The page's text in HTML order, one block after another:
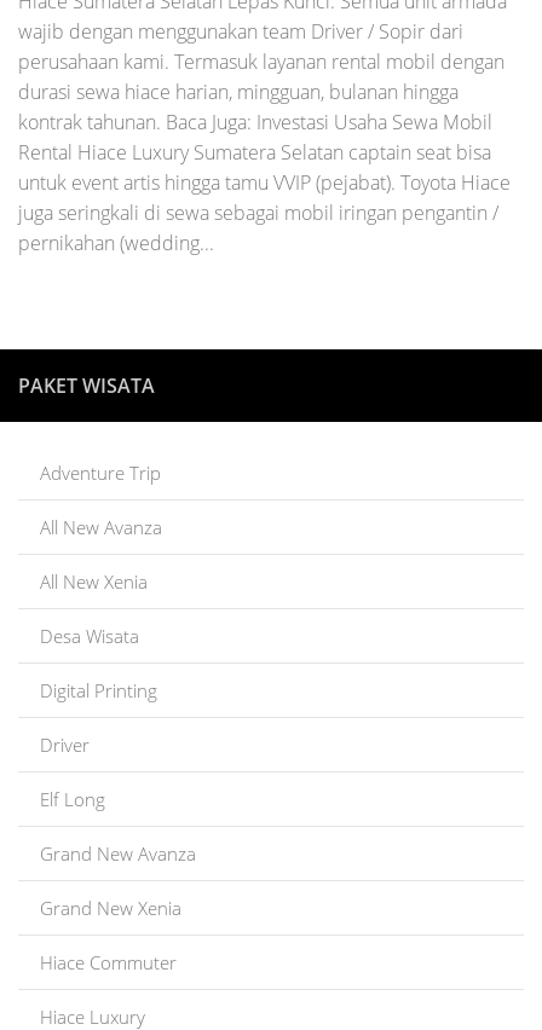
wajib dengan menggunakan team Driver / Sopir dari
perusahaan kami. Termasuk layanan rental mobil dengan
durasi sewa hiace harian, mingguan, bulanan hingga
kontrak tahunan. Baca Juga: Investasi Usaha Sewa Mobil
Rental Hiace Luxury Sumatera Selatan captain seat bisa
untuk event artis hingga tamu VVIP (pejabat). Toyota Hiace
juga seringkali di sewa sebagai mobil iringan pengantin /
pernikahan (wedding...
PAKET WISATA
Adventure Trip
All New Avanza
All New Xenia
Desa Wisata
Digital Printing
Driver
Elf Long
Grand New Avanza
Grand New Xenia
Hiace Commuter
Hiace Luxury